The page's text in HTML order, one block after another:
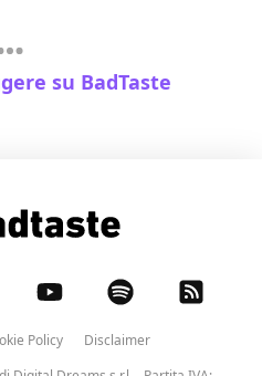
su BadTaste
Policy
Disclaimer